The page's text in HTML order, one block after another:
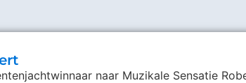
naar Muzikale Sensatie